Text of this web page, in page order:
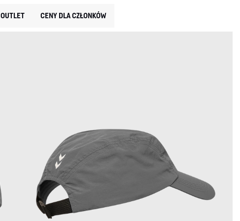
OUTLET CENY DLA CZŁONKÓW